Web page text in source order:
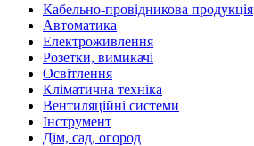
Кабельно-провідникова продукція
Автоматика
Електроживлення
Розетки, вимикачі
Освітлення
Кліматична техніка
Вентиляційні системи
Інструмент
Дім, сад, огород